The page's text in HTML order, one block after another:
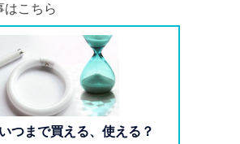
こちら
つまで買える、使える？